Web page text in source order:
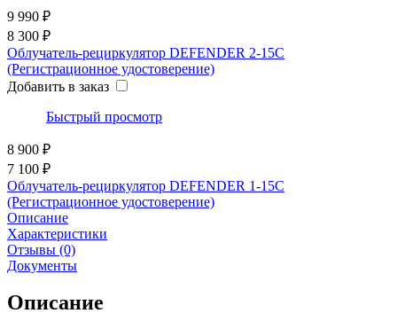
9 990 ₽
8 300 ₽
Облучатель-рециркулятор DEFENDER 2-15С
(Регистрационное удостоверение)
Добавить в заказ
Быстрый просмотр
8 900 ₽
7 100 ₽
Облучатель-рециркулятор DEFENDER 1-15С
(Регистрационное удостоверение)
Описание
Характеристики
Отзывы (0)
Документы
Описание